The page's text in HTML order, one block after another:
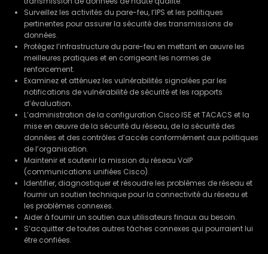
Surveillez les activités du pare-feu, l’IPS et les politiques
pertinentes pour assurer la sécurité des transmissions de
données.
Protégez l’infrastructure du pare-feu en mettant en œuvre les
meilleures pratiques et en corrigeant les normes de
renforcement.
Examinez et atténuez les vulnérabilités signalées par les
notifications de vulnérabilité de sécurité et les rapports
d’évaluation.
L’administration de la configuration Cisco ISE et TACACS et la
mise en œuvre de la sécurité du réseau, de la sécurité des
données et des contrôles d’accès conformément aux politiques
de l’organisation.
Maintenir et soutenir la mission du réseau VoIP
(communications unifiées Cisco).
Identifier, diagnostiquer et résoudre les problèmes de réseau et
fournir un soutien technique pour la connectivité du réseau et
les problèmes connexes.
Aider à fournir un soutien aux utilisateurs finaux au besoin.
S’acquitter de toutes autres tâches connexes qui pourraient lui
être confiées.